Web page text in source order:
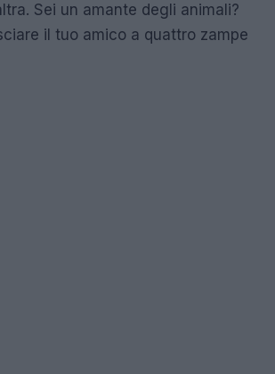
Sei un amante degli animali?
il tuo amico a quattro zampe